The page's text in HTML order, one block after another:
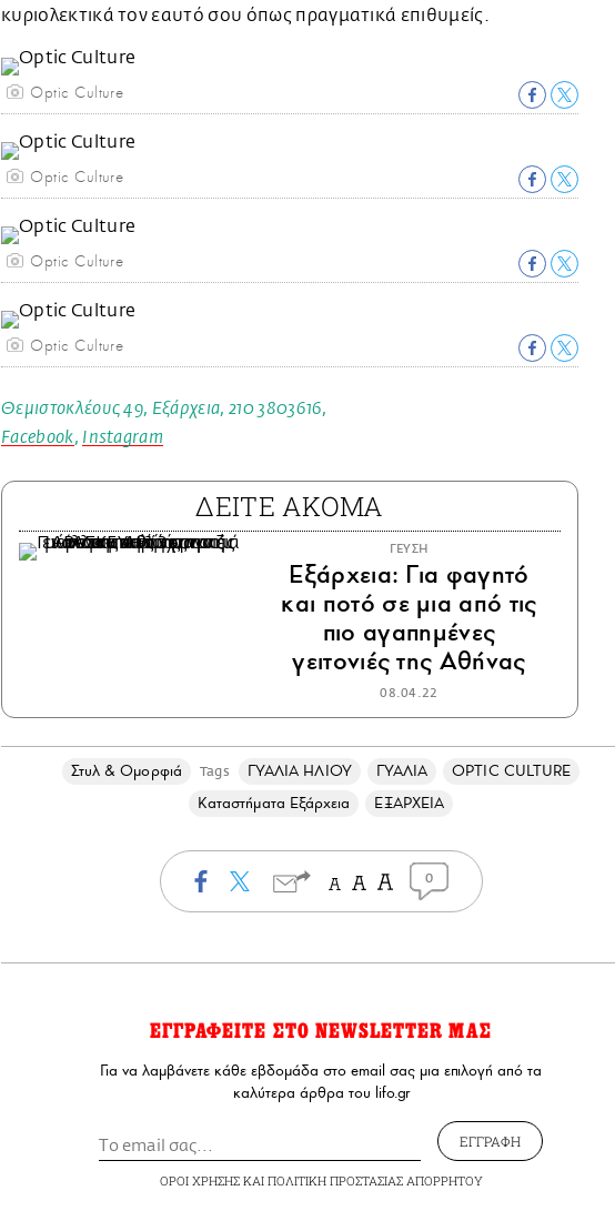
κυριολεκτικά τον εαυτό σου όπως πραγματικά επιθυμείς.
Optic Culture
Optic Culture
Optic Culture
Optic Culture
Θεμιστοκλέους 49, Εξάρχεια, 210 3803616,
Facebook, Instagram
ΔΕΙΤΕ ΑΚΟΜΑ
ΓΕΥΣΗ
Εξάρχεια: Για φαγητό
και ποτό σε μια από τις
πιο αγαπημένες
γειτονιές της Αθήνας
08.04.22
Στυλ & Ομορφιά Tags ΓΥΑΛΙΑ ΗΛΙΟΥ ΓΥΑΛΙΑ
OPTIC CULTURE
Καταστήματα Εξάρχεια
ΕΞΑΡΧΕΙΑ
0
ΕΓΓΡΑΦΕΙΤΕ ΣΤΟ NEWSLETTER ΜΑΣ
Για να λαμβάνετε κάθε εβδομάδα στο email σας μια επιλογή από τα
καλύτερα άρθρα του lifo.gr
ΕΓΓΡΑΦΗ
ΟΡΟΙ ΧΡΗΣΗΣΚΑΙ ΠΟΛΙΤΙΚΗ ΠΡΟΣΤΑΣΙΑΣ ΑΠΟΡΡΗΤΟΥ